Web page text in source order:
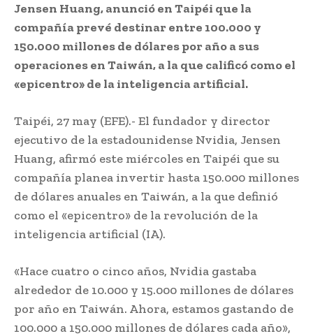
Jensen Huang, anunció en Taipéi que la
compañía prevé destinar entre 100.000 y
150.000 millones de dólares por año a sus
operaciones en Taiwán, a la que calificó como el
«epicentro» de la inteligencia artificial.
Taipéi, 27 may (EFE).- El fundador y director
ejecutivo de la estadounidense Nvidia, Jensen
Huang, afirmó este miércoles en Taipéi que su
compañía planea invertir hasta 150.000 millones
de dólares anuales en Taiwán, a la que definió
como el «epicentro» de la revolución de la
inteligencia artificial (IA).
«Hace cuatro o cinco años, Nvidia gastaba
alrededor de 10.000 y 15.000 millones de dólares
por año en Taiwán. Ahora, estamos gastando de
100.000 a 150.000 millones de dólares cada año»,